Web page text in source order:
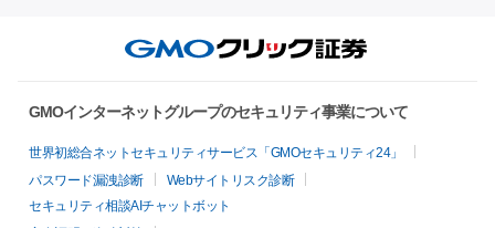
GMOインターネットグループのセキュリティ事業について
世界初総合ネットセキュリティサービス「GMOセキュリティ24」
パスワード漏洩診断
Webサイトリスク診断
セキュリティ相談AIチャットボット